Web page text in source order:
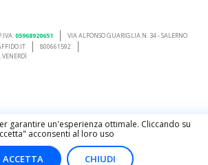
05968920651
VIA ALFONSO GUARIGLIA N. 34 - SALERNO
800661592
garantire un'esperienza ottimale. Cliccando su
acconsenti al loro uso
ACCETTA CHIUDI